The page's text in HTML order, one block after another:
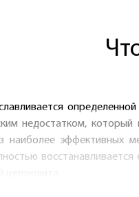
недостатком,
эффективных